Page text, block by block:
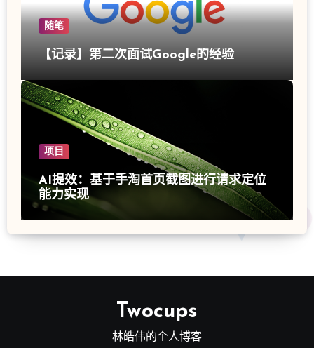
随笔
【记录】第二次面试Google的经验
项目
AI提效：基于手淘首页截图进行请求定位
能力实现
Twocups
林皓伟的个人博客